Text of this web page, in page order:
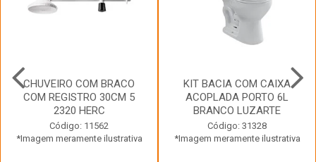
CHUVEIRO COM BRACO
COM REGISTRO 30CM 5
2320 HERC
Código: 11562
*Imagem meramente ilustrativa
KIT BACIA COM CAIXA
ACOPLADA PORTO 6L
BRANCO LUZARTE
Código: 31328
*Imagem meramente ilustrativa